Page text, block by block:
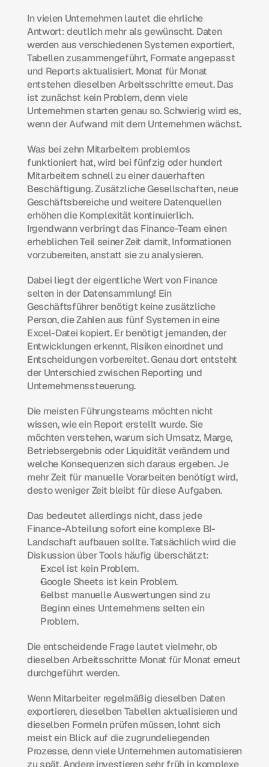
In vielen Unternehmen lautet die ehrliche
Antwort: deutlich mehr als gewünscht. Daten
werden aus verschiedenen Systemen exportiert,
Tabellen zusammengeführt, Formate angepasst
und Reports aktualisiert. Monat für Monat
entstehen dieselben Arbeitsschritte erneut. Das
ist zunächst kein Problem, denn viele
Unternehmen starten genau so. Schwierig wird es,
wenn der Aufwand mit dem Unternehmen wächst.
Was bei zehn Mitarbeitern problemlos
funktioniert hat, wird bei fünfzig oder hundert
Mitarbeitern schnell zu einer dauerhaften
Beschäftigung. Zusätzliche Gesellschaften, neue
Geschäftsbereiche und weitere Datenquellen
erhöhen die Komplexität kontinuierlich.
Irgendwann verbringt das Finance-Team einen
erheblichen Teil seiner Zeit damit, Informationen
vorzubereiten, anstatt sie zu analysieren.
Dabei liegt der eigentliche Wert von Finance
selten in der Datensammlung! Ein
Geschäftsführer benötigt keine zusätzliche
Person, die Zahlen aus fünf Systemen in eine
Excel-Datei kopiert. Er benötigt jemanden, der
Entwicklungen erkennt, Risiken einordnet und
Entscheidungen vorbereitet. Genau dort entsteht
der Unterschied zwischen Reporting und
Unternehmenssteuerung.
Die meisten Führungsteams möchten nicht
wissen, wie ein Report erstellt wurde. Sie
möchten verstehen, warum sich Umsatz, Marge,
Betriebsergebnis oder Liquidität verändern und
welche Konsequenzen sich daraus ergeben. Je
mehr Zeit für manuelle Vorarbeiten benötigt wird,
desto weniger Zeit bleibt für diese Aufgaben.
Das bedeutet allerdings nicht, dass jede
Finance-Abteilung sofort eine komplexe BI-
Landschaft aufbauen sollte. Tatsächlich wird die
Diskussion über Tools häufig überschätzt:
Excel ist kein Problem.
Google Sheets ist kein Problem.
Selbst manuelle Auswertungen sind zu
Beginn eines Unternehmens selten ein
Problem.
Die entscheidende Frage lautet vielmehr, ob
dieselben Arbeitsschritte Monat für Monat erneut
durchgeführt werden.
Wenn Mitarbeiter regelmäßig dieselben Daten
exportieren, dieselben Tabellen aktualisieren und
dieselben Formeln prüfen müssen, lohnt sich
meist ein Blick auf die zugrundeliegenden
Prozesse, denn viele Unternehmen automatisieren
zu spät. Andere investieren sehr früh in komplexe